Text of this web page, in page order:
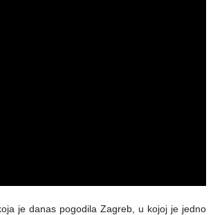
je danas pogodila Zagreb, u kojoj je jedno